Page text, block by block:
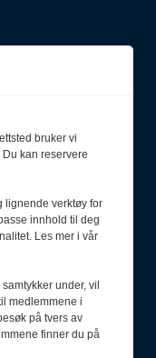
bruker vi
kan reservere
lignende verktøy for
innhold til deg
Les mer i vår
under, vil
medlemmene i
på tvers av
finner du på